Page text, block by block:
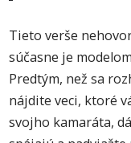
Tieto verše
súčasne je
Predtým, než sa
nájdite veci, ktoré
svojho kamaráta,